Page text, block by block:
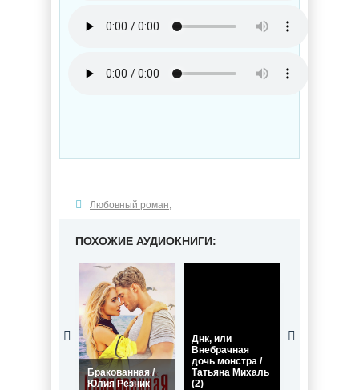
Любовный роман,
ПОХОЖИЕ АУДИОКНИГИ:
Бракованная /
Юлия Резник
Днк, или
Внебрачная
дочь монстра /
Татьяна Михаль
(2)